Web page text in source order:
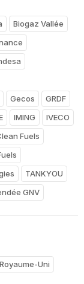
Biogaz Vallée
Gecos
GRDF
IMING
IVECO
Fuels
TANKYOU
GNV
Royaume-Uni